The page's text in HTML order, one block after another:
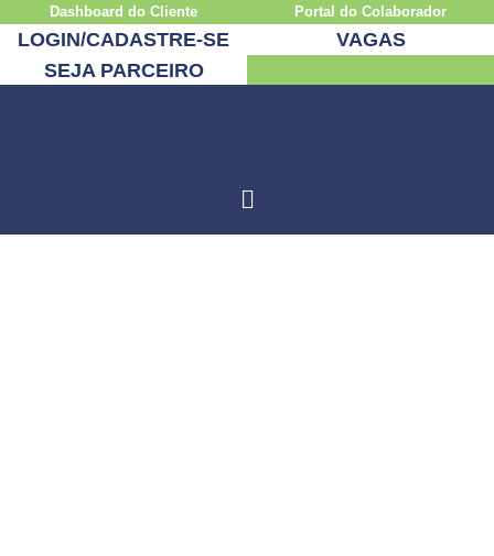
Dashboard do Cliente Portal do Colaborador
LOGIN/CADASTRE-SE
VAGAS
SEJA PARCEIRO